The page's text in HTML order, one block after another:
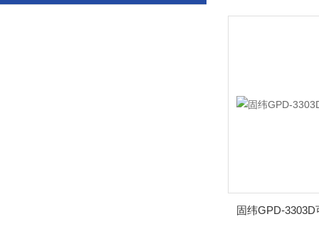
固纬GPD-